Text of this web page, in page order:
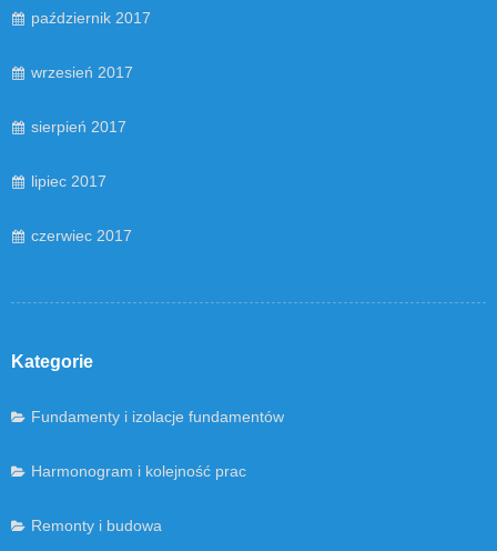
październik 2017
wrzesień 2017
sierpień 2017
lipiec 2017
czerwiec 2017
Kategorie
Fundamenty i izolacje fundamentów
Harmonogram i kolejność prac
Remonty i budowa